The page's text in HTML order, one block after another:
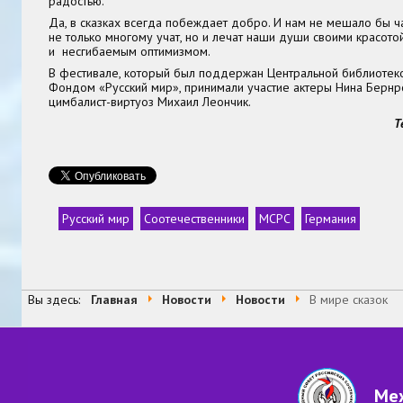
Да, в сказках всегда побеждает добро. И нам не мешало бы
не только многому учат, но и лечат наши души своими
и несгибаемым оптимизмом.
В фестивале, который был поддержан Центральной
Фондом «Русский мир», принимали участие актеры Нина
цимбалист-виртуоз Михаил Леончик.
Русский мир Соотечественники МСРС Германия
Вы здесь: Главная Новости Новости В мире сказок